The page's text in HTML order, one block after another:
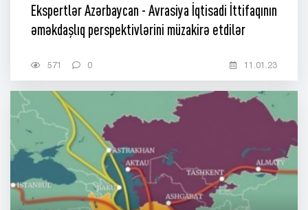
Ekspertlər Azərbaycan - Avrasiya İqtisadi İttifaqının
əməkdaşlıq perspektivlərini müzakirə etdilər
571 0 11.01.23